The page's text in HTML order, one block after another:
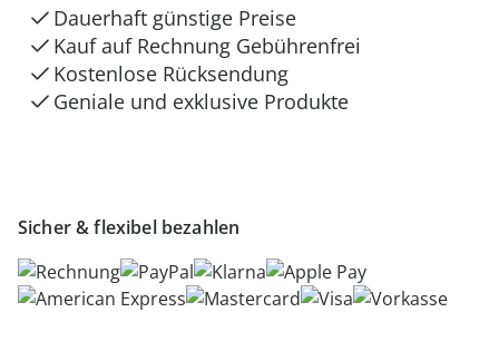
Sicher & flexibel bezahlen
Dauerhaft günstige Preise
Kauf auf Rechnung Gebührenfrei
Kostenlose Rücksendung
Geniale und exklusive Produkte